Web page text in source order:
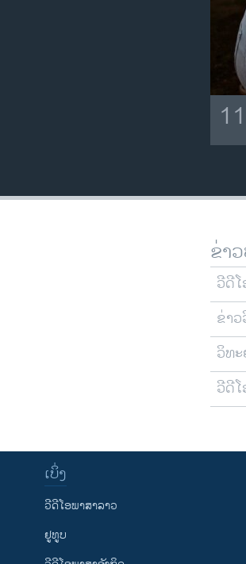
11
ຂ່າ
ວີດີ
ຂ່າ
ວິທ
ວີດີ
ເບິ່ງ
ວີດີໂອພາສາລາວ
ຢູທູບ